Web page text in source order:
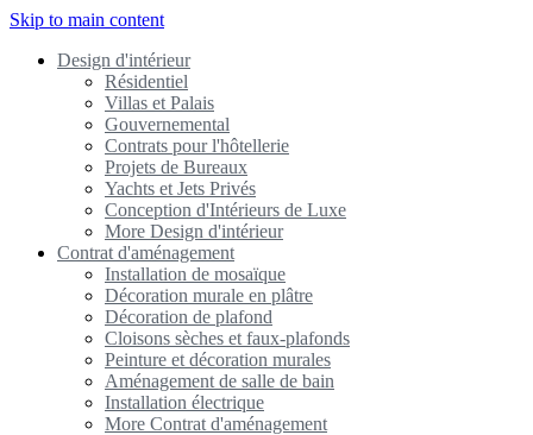
Skip to main content
Design d'intérieur
Résidentiel
Villas et Palais
Gouvernemental
Contrats pour l'hôtellerie
Projets de Bureaux
Yachts et Jets Privés
Conception d'Intérieurs de Luxe
More Design d'intérieur
Contrat d'aménagement
Installation de mosaïque
Décoration murale en plâtre
Décoration de plafond
Cloisons sèches et faux-plafonds
Peinture et décoration murales
Aménagement de salle de bain
Installation électrique
More Contrat d'aménagement